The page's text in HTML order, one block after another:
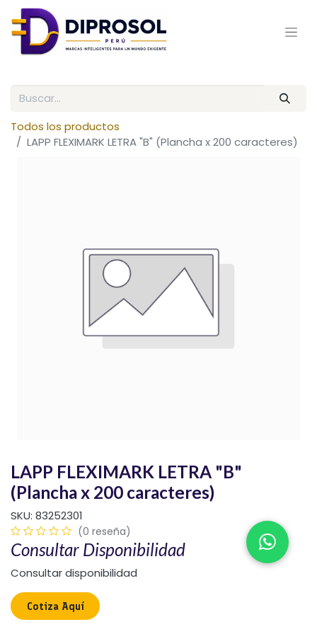
Todos los productos
LAPP FLEXIMARK LETRA "B" (Plancha x 200 caracteres)
LAPP FLEXIMARK LETRA "B"
(Plancha x 200 caracteres)
SKU: 83252301
(0 reseña)
Consultar Disponibilidad
Consultar disponibilidad
Cotiza Aquí​